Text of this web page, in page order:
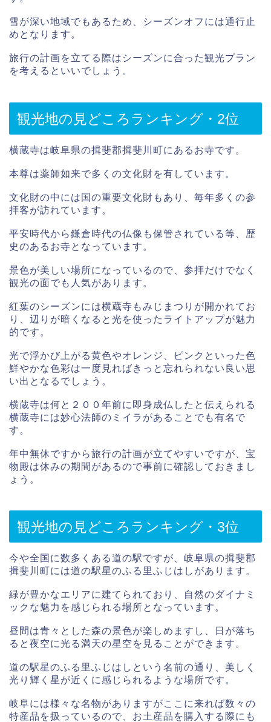
雪が深い地域でもあるため、シーズンオフには通行止
めとなります。
旅行の計画を立てる際はシーズンに合った観光プラン
を考えるといいでしょう。
観光地の見どころランキング・2位
横蔵寺は岐阜県の揖斐郡揖斐川町にあるお寺です。
本尊は薬師如来で多くの文化財を有しています。
文化財の中には国の重要文化財もあり、毎年多くの参
拝客が訪れています。
平安時代から鎌倉時代の仏像も保管されている等、歴
史のあるお寺となっています。
景色が美しい場所になっているので、参拝だけでなく
観光の面でも人気があります。
紅葉のシーズンには横蔵寺もみじまつりが開かれてお
り、辺りが暗くなると光を使ったライトアップが魅力
的です。
光で浮かび上がる黄色やオレンジ、ピンクといった色
鮮やかな色彩は一度見ればきっと忘れられない良い思
い出となるでしょう。
横蔵寺は何と２００年前に即身成仏したと伝えられる
横蔵寺には妙心法師のミイラがあることでも有名で
す。
年中無休ですから旅行の計画が立てやすいですが、宝
物殿は休みの期間があるので事前に確認しておきまし
ょう。
観光地の見どころランキング・3位
今や全国に数多くある道の駅ですが、岐阜県の揖斐郡
揖斐川町には道の駅星のふる里ふじはしがあります。
緑が豊かなエリアに建てられており、自然のダイナミ
ックな魅力を感じられる場所となっています。
昼間は青々とした森の景色が楽しめますし、日が落ち
ると夜空に光る満天の星空を見ることができます。
道の駅星のふる里ふじはしという名前の通り、美しく
光り輝く星が近くに感じられるような場所です。
岐阜には様々な名物がありますがここに来れば数々の
特産品を扱っているので、お土産品を購入する際にも